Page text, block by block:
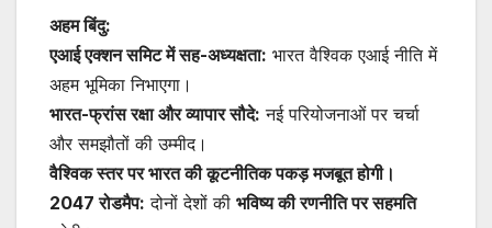
अहम बिंदु:
एआई एक्शन समिट में सह-अध्यक्षता: भारत वैश्विक एआई नीति में
अहम भूमिका निभाएगा।
भारत-फ्रांस रक्षा और व्यापार सौदे: नई परियोजनाओं पर चर्चा
और समझौतों की उम्मीद।
वैश्विक स्तर पर भारत की कूटनीतिक पकड़ मजबूत होगी।
2047 रोडमैप: दोनों देशों की भविष्य की रणनीति पर सहमति